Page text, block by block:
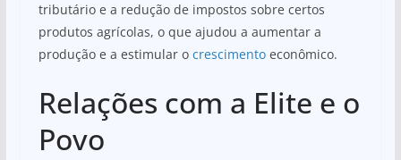
tributário e a redução de impostos sobre certos
produtos agrícolas, o que ajudou a aumentar a
produção e a estimular o crescimentoeconômico.
Relações com a Elite e o
Povo